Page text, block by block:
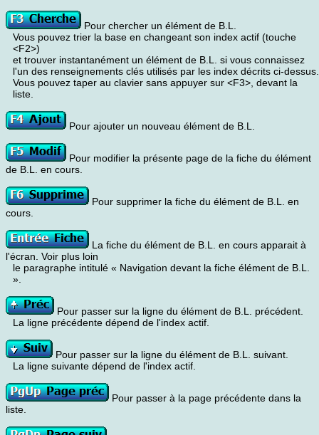
Pour chercher un élément de B.L.
Vous pouvez trier la base en changeant son index actif (touche
<F2>)
et trouver instantanément un élément de B.L. si vous connaissez
l'un des renseignements clés utilisés par les index décrits ci-dessus.
Vous pouvez taper au clavier sans appuyer sur <F3>, devant la
liste.
Pour ajouter un nouveau élément de B.L.
Pour modifier la présente page de la fiche du élément
de B.L. en cours.
Pour supprimer la fiche du élément de B.L. en
cours.
La fiche du élément de B.L. en cours apparait à
l'écran. Voir plus loin
le paragraphe intitulé « Navigation devant la fiche élément de B.L.
».
Pour passer sur la ligne du élément de B.L. précédent.
La ligne précédente dépend de l'index actif.
Pour passer sur la ligne du élément de B.L. suivant.
La ligne suivante dépend de l'index actif.
Pour passer à la page précédente dans la
liste.